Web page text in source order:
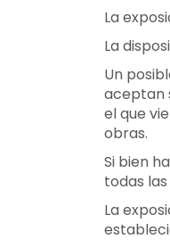
La
La
Un
aceptan
el que
obras.
Si bien
todas
La